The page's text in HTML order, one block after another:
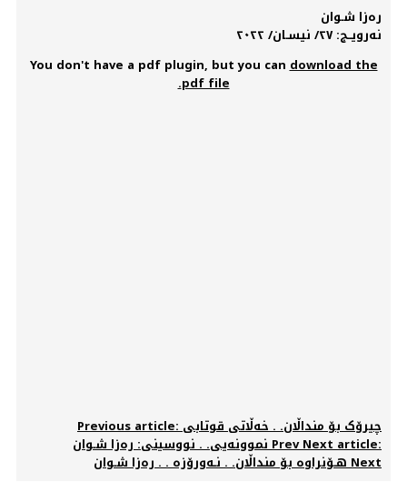
رەزا شـوان
نەرویــج: ٢٧/ نیسـان/ ٢٠٢٢
You don't have a pdf plugin, but you candownload the
pdf file.
Previous article: چیرۆک بۆ منداڵان. . خەڵاتی قوتابی
نموونەیی. . نووسینی: رەزا شـوانPrevNext article:
هـۆنراوە بۆ منداڵان. . نـه‌ورۆزە . . رەزا شـوانNext